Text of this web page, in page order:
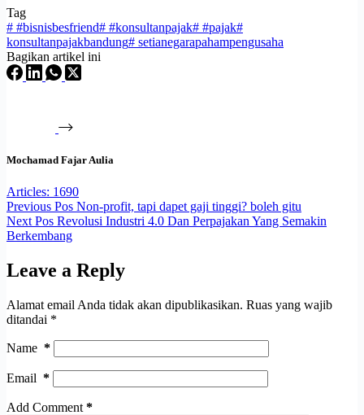
Tag
# #bisnisbesfriend# #konsultanpajak# #pajak#
konsultanpajakbandung# setianegarapahampengusaha
Bagikan artikel ini
Mochamad Fajar Aulia
Articles: 1690
Previous Pos Non-profit, tapi dapet gaji tinggi? boleh gitu
NextPos Revolusi Industri 4.0 Dan Perpajakan Yang Semakin
Berkembang
Leave a Reply
Alamat email Anda tidak akan dipublikasikan. Ruas yang wajib
ditandai *
Name *
Email *
Add Comment *